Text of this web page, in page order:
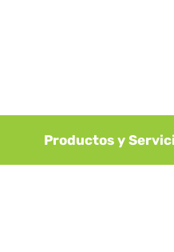
Productos y